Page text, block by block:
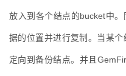
放入到各个结点的bucket中。
据的位置并进行复制。当某
定向到备份结点。并且